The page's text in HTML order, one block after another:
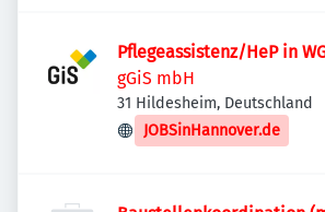
Pflegeassistenz/HeP in
gGiS mbH
31 Hildesheim, Deutschland
JOBSinHannover.de